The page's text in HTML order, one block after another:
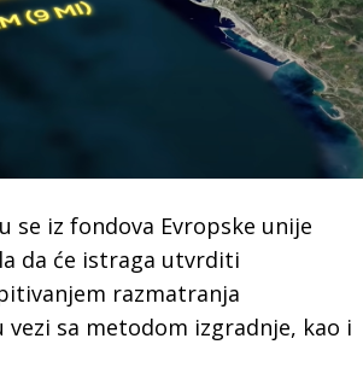
se iz fondova Evropske unije
da će istraga utvrditi
razmatranja
sa metodom izgradnje, kao i